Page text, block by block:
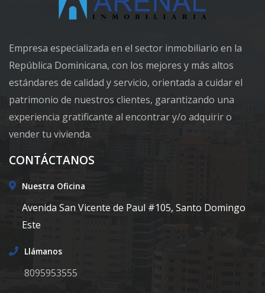
Empresa especializada en el sector inmobiliario en la
República Dominicana, con los mejores y más altos
estándares de calidad y servicio, orientada a cuidar el
patrimonio de nuestros clientes, garantizando una
experiencia gratificante al encontrar y/o adquirir o
vender tu vivienda.
CONTÁCTANOS
Nuestra Oficina
Avenida San Vicente de Paul #105, Santo Domingo
Este
Llámanos
8095953555